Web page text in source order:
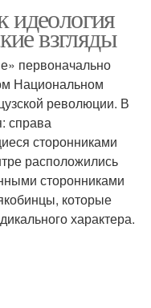
идеология
взгляды
первоначально
Национальном
революции. В
справа
сторонниками
расположились
сторонниками
которые
характера.